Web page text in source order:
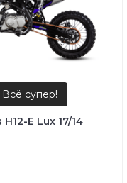
E Lux 17/14